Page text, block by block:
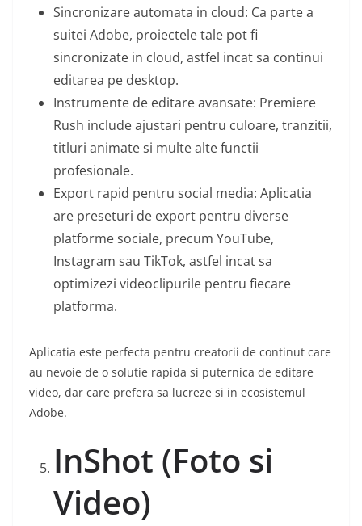
Sincronizare automata in cloud: Ca parte a
suitei Adobe, proiectele tale pot fi
sincronizate in cloud, astfel incat sa continui
editarea pe desktop.
Instrumente de editare avansate: Premiere
Rush include ajustari pentru culoare, tranzitii,
titluri animate si multe alte functii
profesionale.
Export rapid pentru social media: Aplicatia
are preseturi de export pentru diverse
platforme sociale, precum YouTube,
Instagram sau TikTok, astfel incat sa
optimizezi videoclipurile pentru fiecare
platforma.
Aplicatia este perfecta pentru creatorii de continut care
au nevoie de o solutie rapida si puternica de editare
video, dar care prefera sa lucreze si in ecosistemul
Adobe.
InShot (Foto si
Video)